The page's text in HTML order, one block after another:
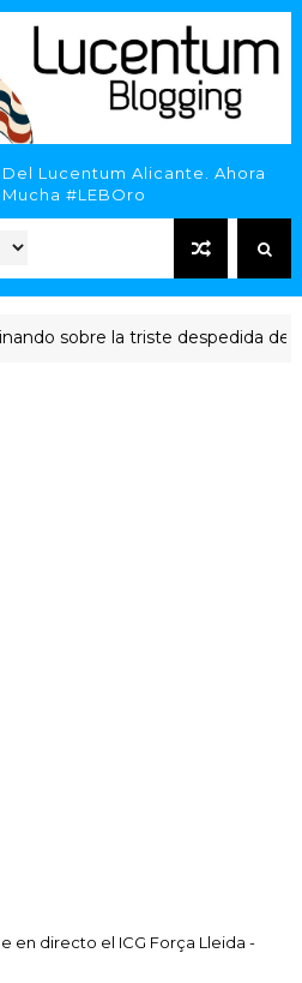
Lucentum Alicante. Ahora
#LEBOro
sobre la triste despedida del HLA
en directo el ICG Força Lleida -